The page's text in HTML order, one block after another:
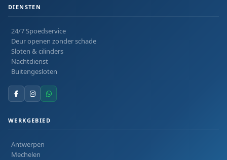
DIENSTEN
24/7 Spoedservice
Deur openen zonder schade
Sloten & cilinders
Nachtdienst
Buitengesloten
WERKGEBIED
Antwerpen
Mechelen